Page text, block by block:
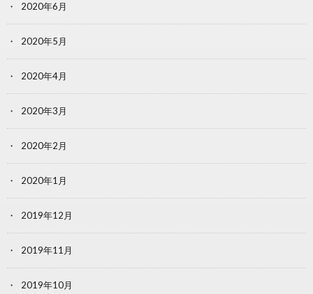
2020年6月
2020年5月
2020年4月
2020年3月
2020年2月
2020年1月
2019年12月
2019年11月
2019年10月